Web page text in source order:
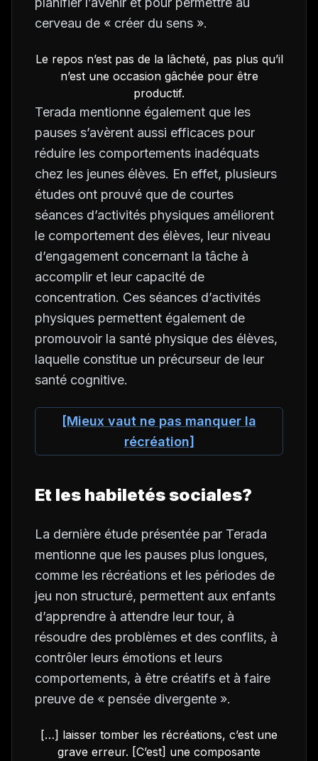
cerveau de « créer du sens ».
Le repos n’est pas de la lâcheté, pas plus qu’il
n’est une occasion gâchée pour être
productif.
Terada mentionne également que les
pauses s’avèrent aussi efficaces pour
réduire les comportements inadéquats
chez les jeunes élèves. En effet, plusieurs
études ont prouvé que de courtes
séances d’activités physiques améliorent
le comportement des élèves, leur niveau
d’engagement concernant la tâche à
accomplir et leur capacité de
concentration. Ces séances d’activités
physiques permettent également de
promouvoir la santé physique des élèves,
laquelle constitue un précurseur de leur
santé cognitive.
[Mieux vaut ne pas manquer la
récréation]
Et les habiletés sociales?
La dernière étude présentée par Terada
mentionne que les pauses plus longues,
comme les récréations et les périodes de
jeu non structuré, permettent aux enfants
d’apprendre à attendre leur tour, à
résoudre des problèmes et des conflits, à
contrôler leurs émotions et leurs
comportements, à être créatifs et à faire
preuve de « pensée divergente ».
[…] laisser tomber les récréations, c’est une
grave erreur. [C’est] une composante